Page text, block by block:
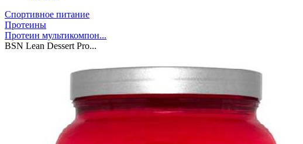
Спортивное питание
Протеины
Протеин мультикомпон...
BSN Lean Dessert Pro...